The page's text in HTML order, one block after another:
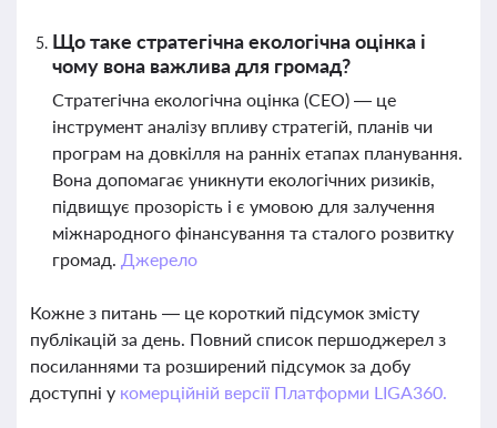
Що таке стратегічна екологічна оцінка і
чому вона важлива для громад?
Стратегічна екологічна оцінка (СЕО) — це
інструмент аналізу впливу стратегій, планів чи
програм на довкілля на ранніх етапах планування.
Вона допомагає уникнути екологічних ризиків,
підвищує прозорість і є умовою для залучення
міжнародного фінансування та сталого розвитку
громад. Джерело
Кожне з питань — це короткий підсумок змісту
публікацій за день. Повний список першоджерел з
посиланнями та розширений підсумок за добу
доступні у комерційній версії Платформи LIGA360.